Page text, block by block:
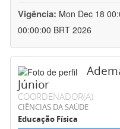
Vigência: Mon Dec 18
00:00:00 BRT 2026
Júnior
COORDENADOR(A)
CIÊNCIAS DA SAÚDE
Educação Física